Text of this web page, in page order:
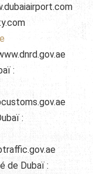
:
:
de Dubaï :